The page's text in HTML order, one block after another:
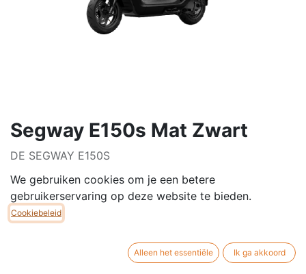
Segway E150s Mat Zwart
DE SEGWAY E150S
Segway introduceert de E150S, de opvolger van de
populaire E125S. Deze nieuwe generatie elektrische
scooter is uitgerust met nog meer innovaties, meer
een 45km/h (klasse B) uitvoering.
We gebruiken cookies om je een betere
gebruikerservaring op deze website te bieden.
Cookiebeleid
Alleen het essentiële Ik ga akkoord